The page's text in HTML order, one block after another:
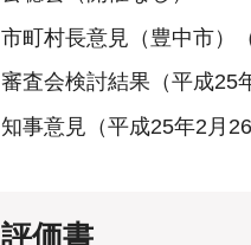
市町村長意見（豊中市）
審査会検討結果（平成25
知事意見（平成25年2月26
評価書